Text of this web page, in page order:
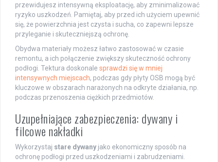
przewidujesz intensywną eksploatację, aby zminimalizować
ryzyko uszkodzeń. Pamiętaj, aby przed ich użyciem upewnić
się, że powierzchnia jest czysta i sucha, co zapewni lepsze
przyleganie i skuteczniejszą ochronę.
Obydwa materiały możesz łatwo zastosować w czasie
remontu, a ich połączenie zwiększy skuteczność ochrony
podłogi. Tektura doskonale sprawdzi się w mniej
intensywnych miejscach, podczas gdy płyty OSB mogą być
kluczowe w obszarach narażonych na odkryte działania, np.
podczas przenoszenia ciężkich przedmiotów.
Uzupełniające zabezpieczenia: dywany i
filcowe nakładki
Wykorzystaj stare dywany jako ekonomiczny sposób na
ochronę podłogi przed uszkodzeniami i zabrudzeniami.